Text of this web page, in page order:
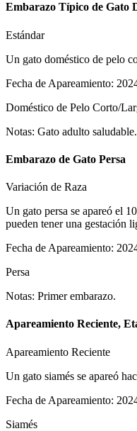
Embarazo Típico de Gato
Estándar
Un gato doméstico de pelo
Fecha de Apareamiento:
Doméstico de Pelo Corto/
Notas: Gato adulto saludable.
Embarazo de Gato Persa
Variación de Raza
Un gato persa se apareó el
pueden tener una gestación
Fecha de Apareamiento:
Persa
Notas: Primer embarazo.
Apareamiento Reciente,
Apareamiento Reciente
Un gato siamés se apareó
Fecha de Apareamiento:
Siamés